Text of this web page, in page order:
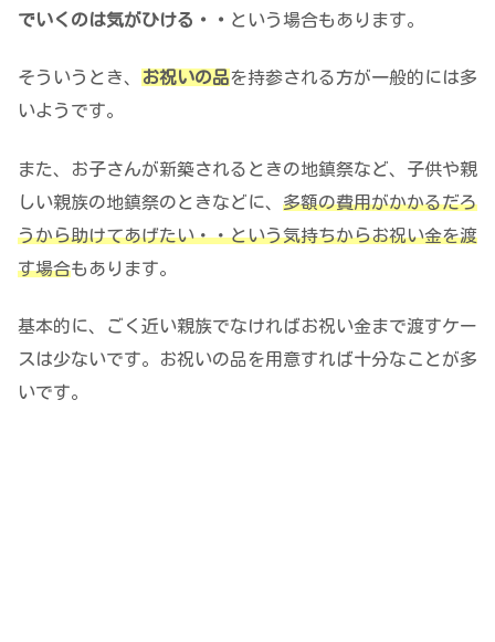
でいくのは気がひける・・ という場合もあります。
そういうとき、 お祝いの品を持参される方が一般的には多
いようです。
また、お子さんが新築されるときの地鎮祭など、子供や親
しい親族の地鎮祭のときなどに、 多額の費用がかかるだろ
うから助けてあげたい・・という気持ちからお祝い金を渡
す場合もあります。
基本的に、ごく近い親族でなければお祝い金まで渡すケー
スは少ないです。お祝いの品を用意すれば十分なことが多
いです。